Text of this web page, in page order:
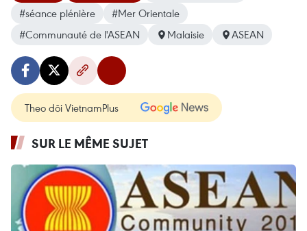
#séance plénière
#Mer Orientale
#Communauté de l'ASEAN
Malaisie ASEAN
Theo dõi VietnamPlus
SUR LE MÊME SUJET